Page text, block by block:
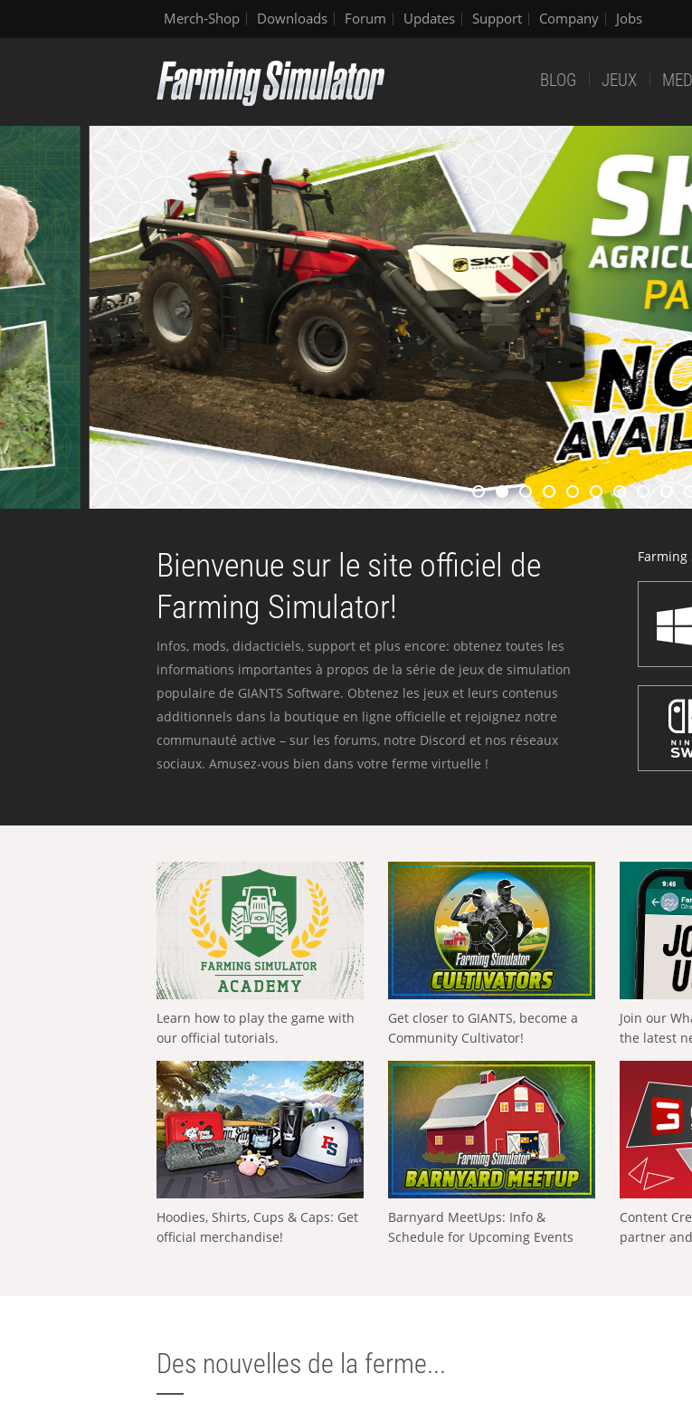
Merch-Shop Downloads Forum Updates Support Company Jobs
BLOG JEUX
Bienvenue sur le site officiel de
Farming Simulator!
Infos, mods, didacticiels, support et plus encore: obtenez toutes les
informations importantes à propos de la série de jeux de simulation
populaire de GIANTS Software. Obtenez les jeux et leurs contenus
additionnels dans la boutique en ligne officielle et rejoignez notre
communauté active – sur les forums, notre Discord et nos réseaux
sociaux. Amusez-vous bien dans votre ferme virtuelle !
Learn how to play the game with
our official tutorials.
Get closer to GIANTS, become a
Community Cultivator!
Join our
the latest
Hoodies, Shirts, Cups & Caps: Get
official merchandise!
Barnyard MeetUps: Info &
Schedule for Upcoming Events
Content
partner
Des nouvelles de la ferme...